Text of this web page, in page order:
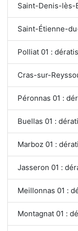
Saint-Denis-lès-
Saint-Étienne-
Polliat 01 :
Cras-sur-
Péronnas 01 :
Buellas 01 :
Marboz 01 :
Jasseron 01 :
Meillonnas 01 :
Montagnat 01 :